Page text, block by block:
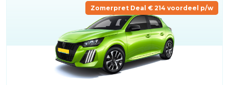
Zomerpret Deal € 214 voordeel p/w